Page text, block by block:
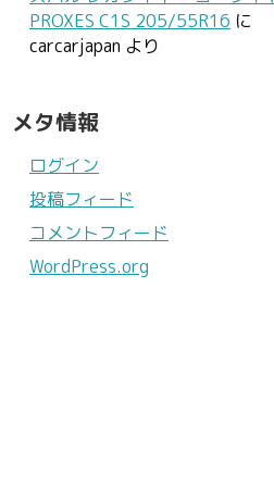
PROXES C1S 205/55R16 に
carcarjapan より
メタ情報
ログイン
投稿フィード
コメントフィード
WordPress.org